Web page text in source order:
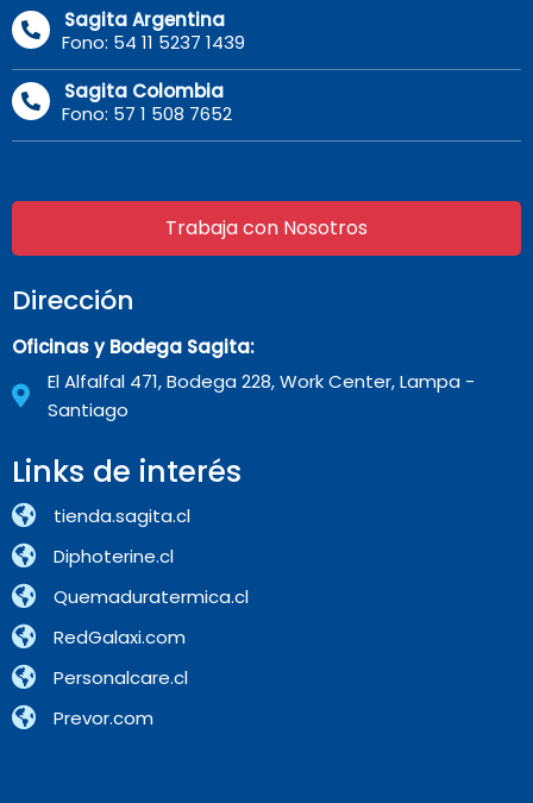
Sagita Argentina
Fono: 54 11 5237 1439
Sagita Colombia
Fono: 57 1 508 7652
Trabaja con Nosotros
Dirección
Oficinas y Bodega Sagita:
El Alfalfal 471, Bodega 228, Work Center, Lampa -
Santiago
Links de interés
tienda.sagita.cl
Diphoterine.cl
Quemaduratermica.cl
RedGalaxi.com
Personalcare.cl
Prevor.com